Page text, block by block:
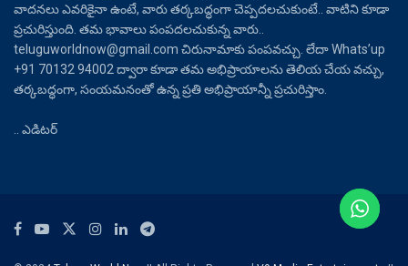
వాదనలు ఎవరికైనా ఉంటే, వారు తర్కబద్ధంగా చెప్పదలచుకుంటే.. వాటిని కూడా
ప్రచురిస్తుంది. తమ భావాలు పంపదలచుకున్న వారు..
teluguworldnow@gmail.com చిరునామాకు పంపవచ్చు. లేదా Whats’up
+91 70132 94002 ద్వారా కూడా తమ అభిప్రాయాలను తెలియ చేయ వచ్చు,
తర్కబద్ధంగా, సంయమనంతో ఉన్న ప్రతి అభిప్రాయాన్నీ ప్రచురిస్తాం.
.. ఎడిటర్